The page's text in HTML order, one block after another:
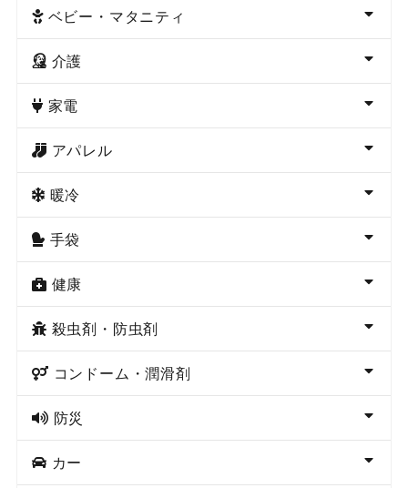
ベビー・マタニティ
介護
家電
アパレル
暖冷
手袋
健康
殺虫剤・防虫剤
コンドーム・潤滑剤
防災
カー